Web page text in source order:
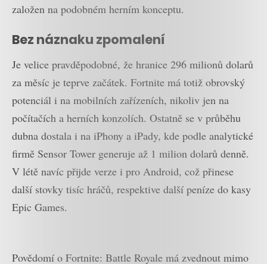
založen na podobném herním konceptu.
Bez náznaku zpomalení
Je velice pravděpodobné, že hranice 296 milionů dolarů
za měsíc je teprve začátek. Fortnite má totiž obrovský
potenciál i na mobilních zařízeních, nikoliv jen na
počítačích a herních konzolích. Ostatně se v průběhu
dubna dostala i na iPhony a iPady, kde podle analytické
firmě Sensor Tower generuje až 1 milion dolarů denně.
V létě navíc přijde verze i pro Android, což přinese
další stovky tisíc hráčů, respektive další peníze do kasy
Epic Games.
Povědomí o Fortnite: Battle Royale má zvednout mimo